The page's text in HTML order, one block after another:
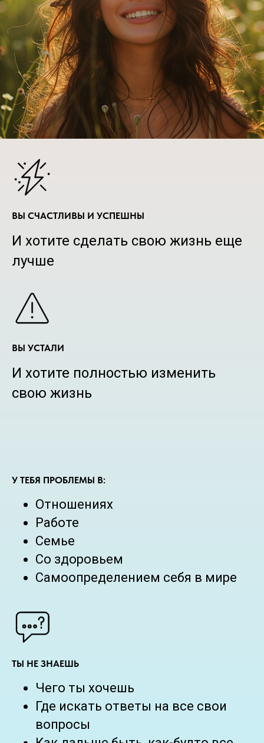
ВЫ СЧАСТЛИВЫ И УСПЕШНЫ
И хотите сделать свою жизнь еще
лучше
ВЫ УСТАЛИ
И хотите полностью изменить
свою жизнь
У ТЕБЯ ПРОБЛЕМЫ В:
Отношениях
Работе
Семье
Со здоровьем
Самоопределением себя в мире
ТЫ НЕ ЗНАЕШЬ
Чего ты хочешь
Где искать ответы на все свои
вопросы